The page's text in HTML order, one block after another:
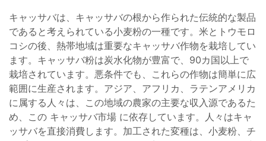
キャッサバは、キャッサバの根から作られた伝統的な製品
であると考えられている小麦粉の一種です。米とトウモロ
コシの後、熱帯地域は重要なキャッサバ作物を栽培してい
ます。キャッサバ粉は炭水化物が豊富で、90カ国以上で
栽培されています。悪条件でも、これらの作物は簡単に広
範囲に生産されます。アジア、アフリカ、ラテンアメリカ
に属する人々は、この地域の農家の主要な収入源であるた
め、この キャッサバ市場 に依存しています。人々はキャ
ッサバを直接消費します。加工された変種は、小麦粉、チ